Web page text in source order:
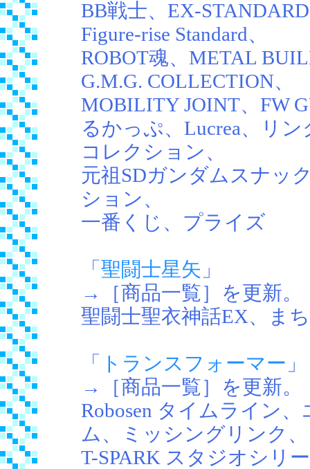
BB戦士、EX-
Figure-rise Standard、
ROBOT魂、METAL
G.M.G. COLLECTION、
MOBILITY JOINT、FW
るかっぷ、Lucrea、リ
コレクション、
元祖SDガンダムスナッ
ション、
一番くじ、プライズ
「 聖闘士星矢 」
→［商品一覧］を更新。
聖闘士聖衣神話EX、ま
「 トランスフォーマー 」
→［商品一覧］を更新。
Robosen タイムライン
ム、ミッシングリンク、
T-SPARK スタジオシリ